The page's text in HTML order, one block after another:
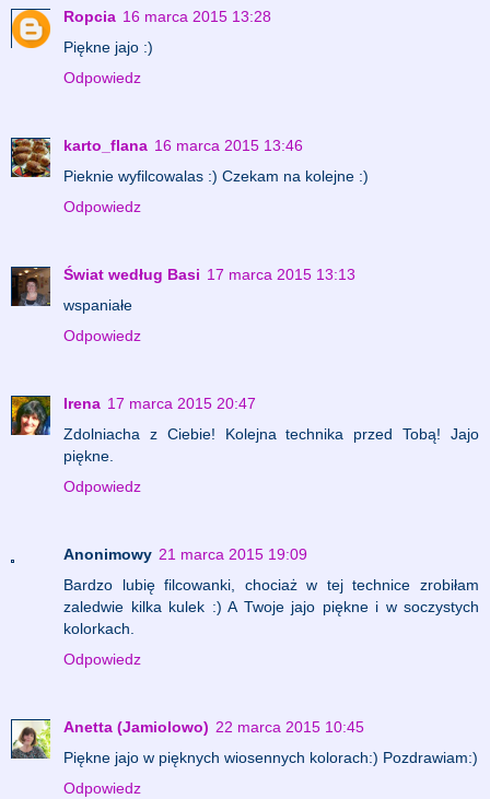
Ropcia 16 marca 2015 13:28
Piękne jajo :)
Odpowiedz
karto_flana 16 marca 2015 13:46
Pieknie wyfilcowalas :) Czekam na kolejne :)
Odpowiedz
Świat według Basi 17 marca 2015 13:13
wspaniałe
Odpowiedz
Irena 17 marca 2015 20:47
Zdolniacha z Ciebie! Kolejna technika przed Tobą! Jajo
piękne.
Odpowiedz
Anonimowy 21 marca 2015 19:09
Bardzo lubię filcowanki, chociaż w tej technice zrobiłam
zaledwie kilka kulek :) A Twoje jajo piękne i w soczystych
kolorkach.
Odpowiedz
Anetta (Jamiolowo) 22 marca 2015 10:45
Piękne jajo w pięknych wiosennych kolorach:) Pozdrawiam:)
Odpowiedz